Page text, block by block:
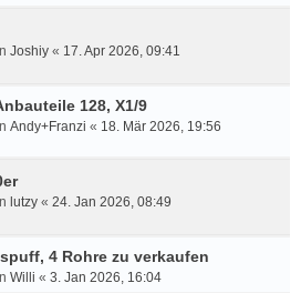
Joshiy « 17. Apr 2026, 09:41
128, X1/9
Andy+Franzi « 18. Mär 2026, 19:56
lutzy « 24. Jan 2026, 08:49
4 Rohre zu verkaufen
Willi « 3. Jan 2026, 16:04